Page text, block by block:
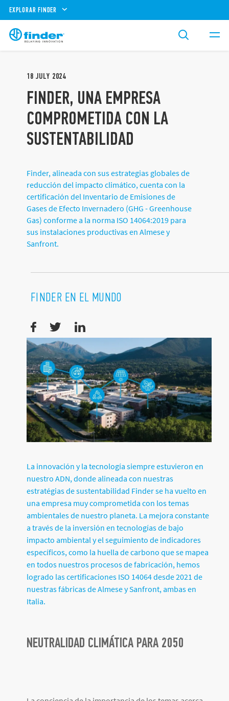
EXPLORAR FINDER
18 JULY 2024
FINDER, UNA EMPRESA
COMPROMETIDA CON LA
SUSTENTABILIDAD
Finder, alineada con sus estrategias globales de
reducción del impacto climático, cuenta con la
certificación del Inventario de Emisiones de
Gases de Efecto Invernadero (GHG - Greenhouse
Gas) conforme a la norma ISO 14064:2019 para
sus instalaciones productivas en Almese y
Sanfront.
FINDER EN EL MUNDO
La innovación y la tecnología siempre estuvieron en
nuestro ADN, donde alineada con nuestras
estratégias de sustentabilidad Finder se ha vuelto en
una empresa muy comprometida con los temas
ambientales de nuestro planeta. La mejora constante
a través de la inversión en tecnologías de bajo
impacto ambiental y el seguimiento de indicadores
específicos, como la huella de carbono que se mapea
en todos nuestros procesos de fabricación, hemos
logrado las certificaciones ISO 14064 desde 2021 de
nuestras fábricas de Almese y Sanfront, ambas en
Italia.
NEUTRALIDAD CLIMÁTICA PARA 2050